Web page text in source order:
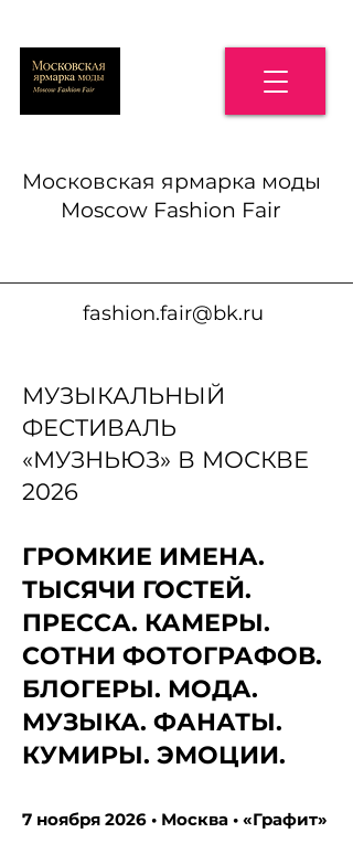
Московская ярмарка моды
Moscow Fashion Fair
fashion.fair@bk.ru
МУЗЫКАЛЬНЫЙ
ФЕСТИВАЛЬ
«МУЗНЬЮЗ» В МОСКВЕ
2026
ГРОМКИЕ ИМЕНА.
ТЫСЯЧИ ГОСТЕЙ.
ПРЕССА. КАМЕРЫ.
СОТНИ ФОТОГРАФОВ.
БЛОГЕРЫ. МОДА.
МУЗЫКА. ФАНАТЫ.
КУМИРЫ. ЭМОЦИИ.
7 ноября 2026 • Москва • «Графит»